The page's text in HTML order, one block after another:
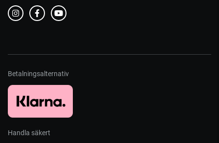
Betalningsalternativ
Handla säkert